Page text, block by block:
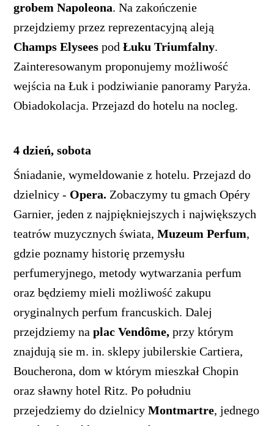
grobem Napoleona. Na zakończenie
przejdziemy przez reprezentacyjną aleją
Champs Elysees podŁuku Triumfalny.
Zainteresowanym proponujemy możliwość
wejścia na Łuk i podziwianie panoramy Paryża.
Obiadokolacja. Przejazd do hotelu na nocleg.
4 dzień, sobota
Śniadanie, wymeldowanie z hotelu. Przejazd do
dzielnicy - Opera. Zobaczymy tu gmach Opéry
Garnier, jeden z najpiękniejszych i największych
teatrów muzycznych świata,Muzeum Perfum,
gdzie poznamy historię przemysłu
perfumeryjnego, metody wytwarzania perfum
oraz będziemy mieli możliwość zakupu
oryginalnych perfum francuskich. Dalej
przejdziemy naplac Vendôme, przy którym
znajdują sie m. in. sklepy jubilerskie Cartiera,
Boucherona, dom w którym mieszkał Chopin
oraz sławny hotel Ritz. Po południu
przejedziemy do dzielnicyMontmartre, jednego